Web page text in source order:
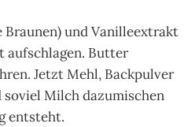
Braunen) und Vanilleextrakt
aufschlagen. Butter
Jetzt Mehl, Backpulver
soviel Milch dazumischen
entsteht.